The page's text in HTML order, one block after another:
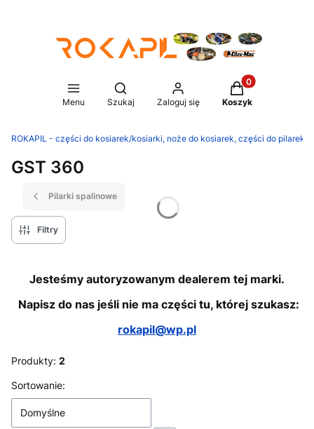
Menu
Otwórz wyszukiwarkę
Szukaj Zaloguj się
Produkty w
Koszyk
ROKAPIL - części do kosiarek/kosiarki, noże do kosiarek, części do pilarek/
GST 360
Pilarki spalinowe
Filtry
Jesteśmy autoryzowanym dealerem tej marki.
Napisz do nas jeśli nie ma części tu, której szukasz:
rokapil@wp.pl
Produkty: 2
Lista produktów
Sortowanie:
Domyślne